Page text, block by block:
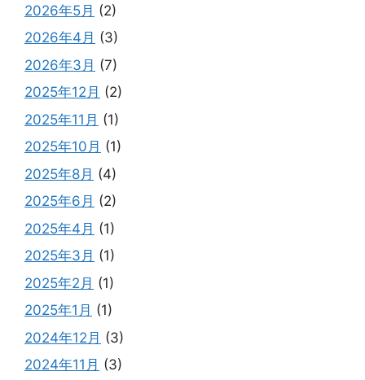
2026年5月 (2)
2026年4月 (3)
2026年3月 (7)
2025年12月 (2)
2025年11月 (1)
2025年10月 (1)
2025年8月 (4)
2025年6月 (2)
2025年4月 (1)
2025年3月 (1)
2025年2月 (1)
2025年1月 (1)
2024年12月 (3)
2024年11月 (3)